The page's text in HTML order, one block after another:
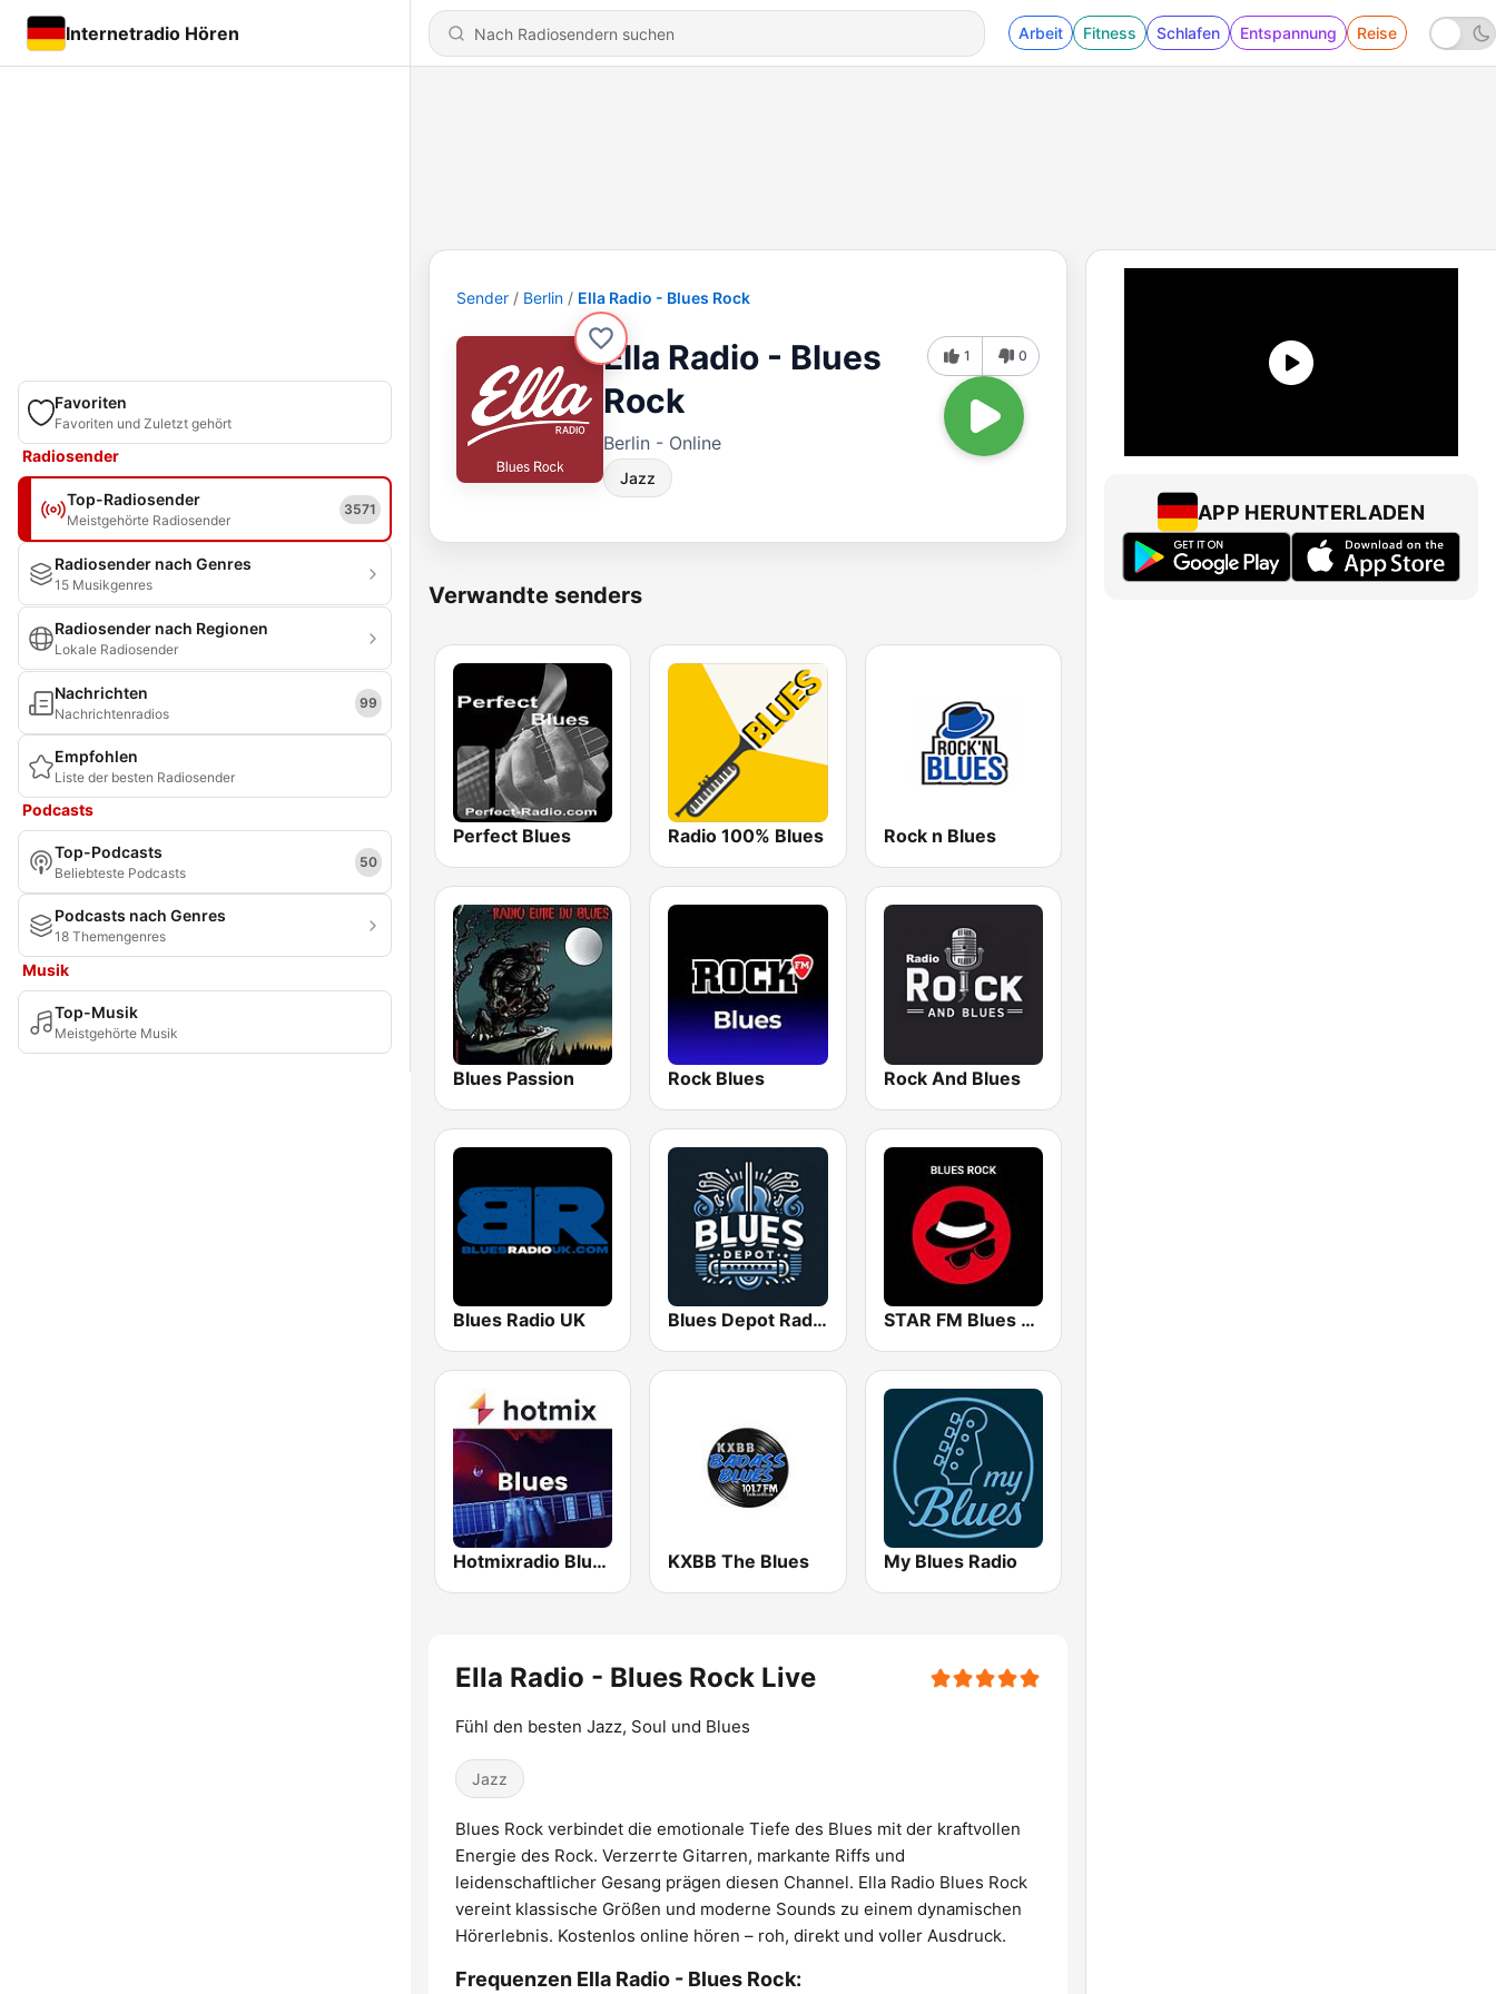
Internetradio Hören Arbeit Fitness Schlafen Entspannung Reise
Favoriten
Favoriten und Zuletzt gehört
Radiosender
Top-Radiosender
Meistgehörte Radiosender
3571
Radiosender nach Genres
15 Musikgenres
Radiosender nach Regionen
Lokale Radiosender
Nachrichten
Nachrichtenradios
99
Empfohlen
Liste der besten Radiosender
Podcasts
Top-Podcasts
Beliebteste Podcasts
50
Podcasts nach Genres
18 Themengenres
Musik
Top-Musik
Meistgehörte Musik
Sender Berlin Ella Radio - Blues Rock
Ella Radio - Blues
Rock
Berlin - Online
Jazz
1 0
Verwandte senders
Perfect Blues Radio 100% Blues Rock n Blues
Blues Passion Rock Blues Rock And Blues
Blues Radio UK Blues Depot Radio STAR FM Blues Rock
Hotmixradio Blues KXBB The Blues My Blues Radio
Ella Radio - Blues Rock Live
Fühl den besten Jazz, Soul und Blues
Jazz
Blues Rock verbindet die emotionale Tiefe des Blues mit der kraftvollen
Energie des Rock. Verzerrte Gitarren, markante Riffs und
leidenschaftlicher Gesang prägen diesen Channel. Ella Radio Blues Rock
vereint klassische Größen und moderne Sounds zu einem dynamischen
Hörerlebnis. Kostenlos online hören – roh, direkt und voller Ausdruck.
Frequenzen Ella Radio - Blues Rock:
APP HERUNTERLADEN